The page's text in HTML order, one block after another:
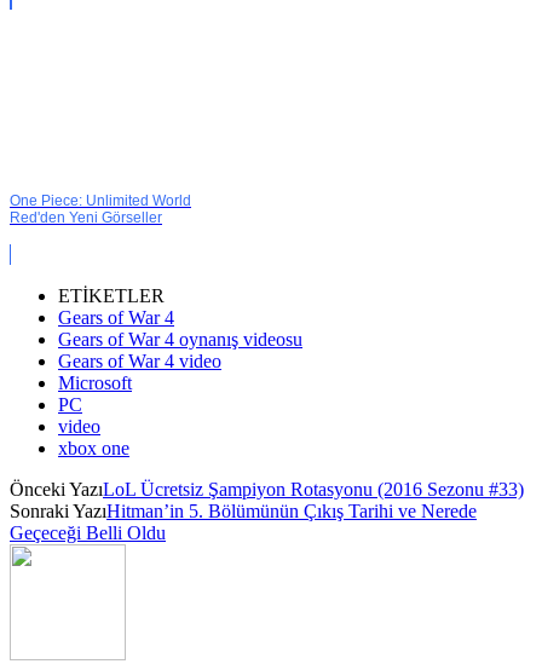
One Piece: Unlimited World
Red'den Yeni Görseller
ETİKETLER
Gears of War 4
Gears of War 4 oynanış videosu
Gears of War 4 video
Microsoft
PC
video
xbox one
Önceki YazıLoL Ücretsiz Şampiyon Rotasyonu (2016 Sezonu #33)
Sonraki YazıHitman’in 5. Bölümünün Çıkış Tarihi ve Nerede
Geçeceği Belli Oldu